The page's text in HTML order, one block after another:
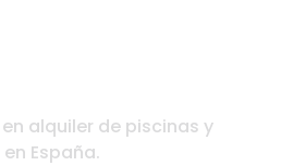
alquiler de piscinas y
España.